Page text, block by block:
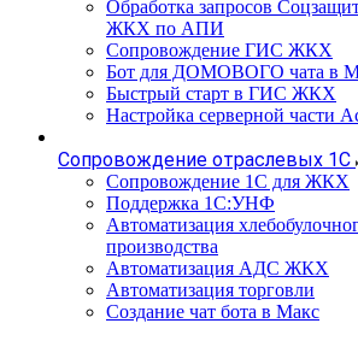
Обработка запросов
ЖКХ по АПИ
Сопровождение ГИС ЖКХ
Бот для ДОМОВОГО чата в
Быстрый старт в ГИС ЖКХ
Настройка серверной части
Сопровождение отраслевых 1С
Сопровождение 1С для ЖКХ
Поддержка 1С:УНФ
Автоматизация
производства
Автоматизация АДС ЖКХ
Автоматизация торговли
Создание чат бота в Макс